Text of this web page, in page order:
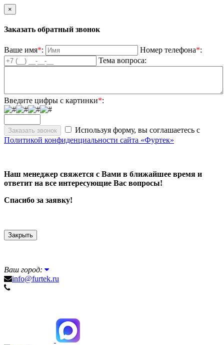
×
Заказать обратный звонок
Ваше имя*: Номер телефона*:
Тема вопроса:
Введите цифры с картинки*:
Используя форму, вы соглашаетесь с
Политикой конфиденциальности сайта «Фуртек»
Наш менеджер свяжется с Вами в ближайшее время и
ответит на все интересующие Вас вопросы!
Спасибо за заявку!
Закрыть
Ваш город:
info@furtek.ru